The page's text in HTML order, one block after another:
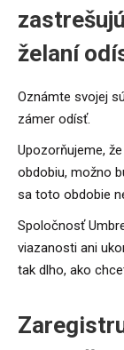
želaní
Oznámte svojej
zámer odísť.
Upozorňujeme,
obdobiu, možno
sa toto obdobie
Spoločnosť
viazanosti ani
tak dlho, ako